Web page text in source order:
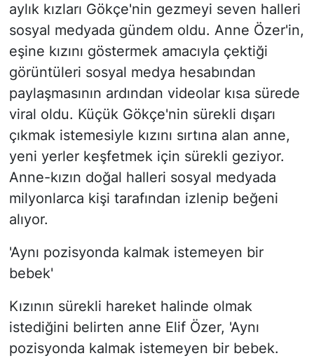
aylık kızları Gökçe'nin gezmeyi seven halleri
sosyal medyada gündem oldu. Anne Özer'in,
eşine kızını göstermek amacıyla çektiği
görüntüleri sosyal medya hesabından
paylaşmasının ardından videolar kısa sürede
viral oldu. Küçük Gökçe'nin sürekli dışarı
çıkmak istemesiyle kızını sırtına alan anne,
yeni yerler keşfetmek için sürekli geziyor.
Anne-kızın doğal halleri sosyal medyada
milyonlarca kişi tarafından izlenip beğeni
alıyor.
'Aynı pozisyonda kalmak istemeyen bir
bebek'
Kızının sürekli hareket halinde olmak
istediğini belirten anne Elif Özer, 'Aynı
pozisyonda kalmak istemeyen bir bebek.